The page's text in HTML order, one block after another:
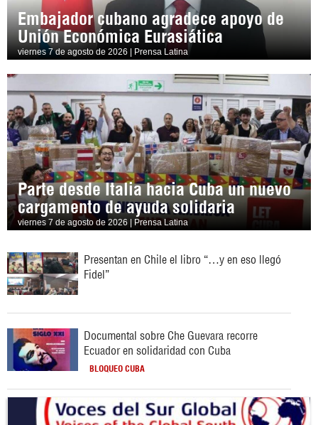
Embajador cubano agradece apoyo de
Unión Económica Eurasiática
viernes 7 de agosto de 2026 | Prensa Latina
Parte desde Italia hacia Cuba un nuevo
cargamento de ayuda solidaria
viernes 7 de agosto de 2026 | Prensa Latina
Presentan en Chile el libro “…y en eso llegó
Fidel”
Documental sobre Che Guevara recorre
Ecuador en solidaridad con Cuba
BLOQUEO CUBA